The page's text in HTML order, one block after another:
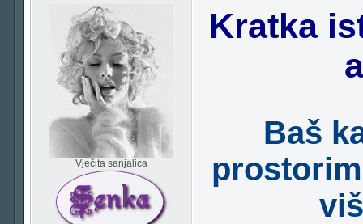
Vječita sanjalica
Kratka
Baš